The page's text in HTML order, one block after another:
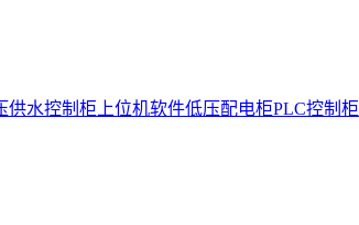
供水控制柜 上位机软件低压配电柜PLC控制柜